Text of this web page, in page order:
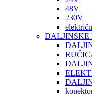
48V
230V
DALJINSKE